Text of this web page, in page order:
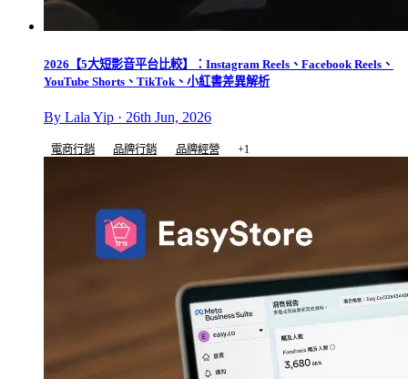
2026【5大短影音平台比較】：Instagram Reels、Facebook Reels、
YouTube Shorts、TikTok、小紅書差異解析
By Lala Yip · 26th Jun, 2026
電商行銷 品牌行銷 品牌經營 +1